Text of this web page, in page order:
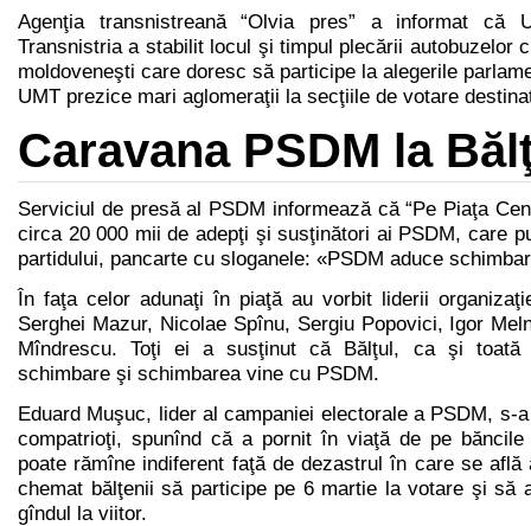
Agenţia transnistreană “Olvia pres” a informat că
Transnistria a stabilit locul şi timpul plecării autobuzelor
moldoveneşti care doresc să participe la alegerile
UMT prezice mari aglomeraţii la secţiile de votare
Caravana PSDM la
Serviciul de presă al PSDM informează că “Pe Piaţa
circa 20 000 mii de adepţi şi susţinători ai PSDM, care
partidului, pancarte cu sloganele: «PSDM aduce
În faţa celor adunaţi în piaţă au vorbit liderii
Serghei Mazur, Nicolae Spînu, Sergiu Popovici, Igor
Mîndrescu. Toţi ei a susţinut că Bălţul, ca şi toată
schimbare şi schimbarea vine cu PSDM.
Eduard Muşuc, lider al campaniei electorale a PSDM, s-
compatrioţi, spunînd că a pornit în viaţă de pe
poate rămîne indiferent faţă de dezastrul în care se
chemat bălţenii să participe pe 6 martie la votare şi să
gîndul la viitor.